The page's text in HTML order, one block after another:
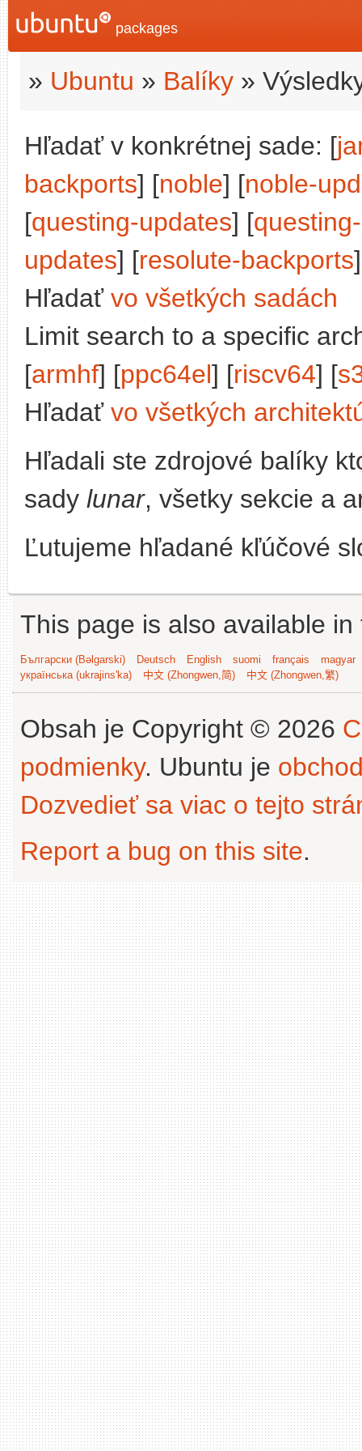
packages
» Ubuntu » Balíky »
Hľadať v konkrétnej sade: [
backports] [noble] [noble-
[questing-updates] [
updates] [resolute-backports
Hľadať vo všetkých sadách
Limit search to a specific
[armhf] [ppc64el] [riscv64] [
Hľadať vo všetkých
Hľadali ste zdrojové balíky
sady lunar, všetky sekcie a
Ľutujeme hľadané kľúčové
This page is also available
Български (Bəlgarski) Deutsch English suomi français
magyar
українська (ukrajins'ka)
中文 (Zhongwen,简) 中文 (Zhongwen,繁)
Obsah je Copyright © 2026
podmienky. Ubuntu je
Dozvedieť sa viac o tejto
Report a bug on this site.